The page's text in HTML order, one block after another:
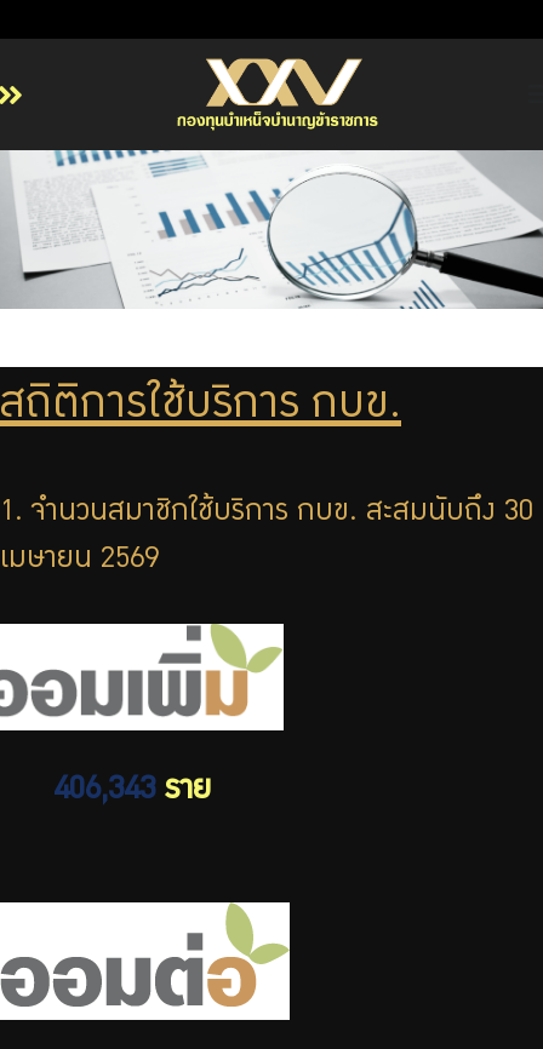
หน้าหลัก
เกี่ยวกับ กบข.
บริการสมาชิก
การบริหารความเสี่ยง
รายงานผลการดำเนินงาน
จัดซื้อจัดจ้าง
บริการเจ้าหน้าที่ส่วนราชการ
ไทย
สถิติการใช้บริการ กบข.
1. จำนวนสมาชิกใช้บริการ กบข. สะสมนับถึง 30
เมษายน 2569
406,343ราย